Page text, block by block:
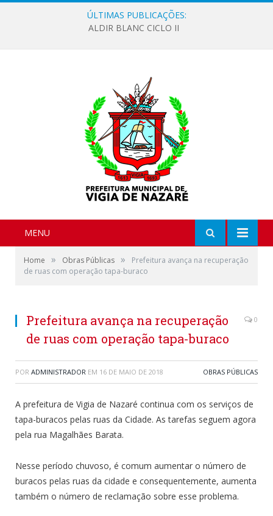
ÚLTIMAS PUBLICAÇÕES:
ALDIR BLANC CICLO II
MENU
Home » Obras Públicas »
Prefeitura avança na recuperação
de ruas com operação tapa-buraco
Prefeitura avança na recuperação
de ruas com operação tapa-buraco
0
POR ADMINISTRADOR EM 16 DE MAIO DE 2018 OBRAS PÚBLICAS
A prefeitura de Vigia de Nazaré continua com os serviços de
tapa-buracos pelas ruas da Cidade. As tarefas seguem agora
pela rua Magalhães Barata.
Nesse período chuvoso, é comum aumentar o número de
buracos pelas ruas da cidade e consequentemente, aumenta
também o número de reclamação sobre esse problema.